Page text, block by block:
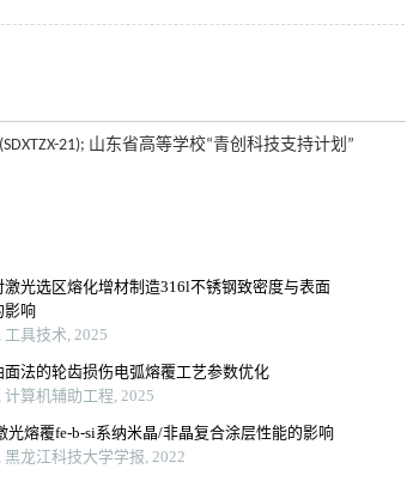
21); 山东省高等学校“青创科技支持计划”